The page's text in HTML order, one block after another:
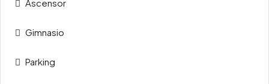
Ascensor
Gimnasio
Parking